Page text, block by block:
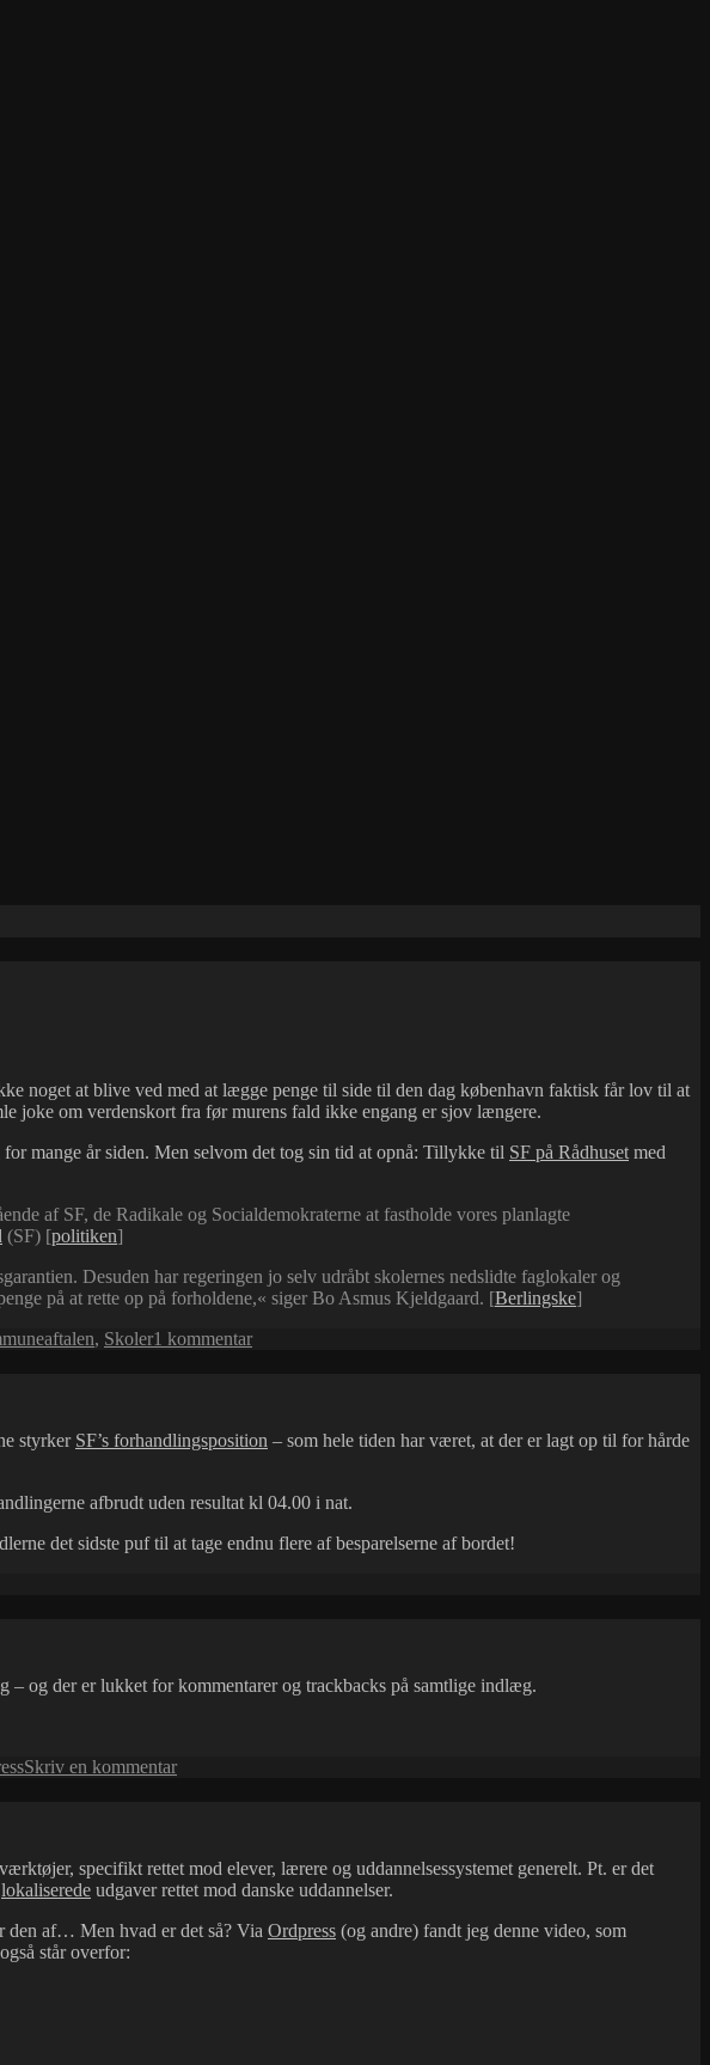
noget at blive ved med at lægge penge til side til den dag københavn faktisk får lov til at
joke om verdenskort fra før murens fald ikke engang er sjov længere.
mange år siden. Men selvom det tog sin tid at opnå: Tillykke til SF på Rådhuset med
af SF, de Radikale og Socialdemokraterne at fastholde vores planlagte
(SF) [politiken]
Desuden har regeringen jo selv udråbt skolernes nedslidte faglokaler og
på at rette op på forholdene,« siger Bo Asmus Kjeldgaard. [Berlingske]
, Skoler1 kommentartil
sine
styrker SF’s forhandlingsposition – som hele tiden har været, at der er lagt op til for hårde
afbrudt uden resultat kl 04.00 i nat.
det sidste puf til at tage endnu flere af besparelserne af bordet!
– og der er lukket for kommentarer og trackbacks på samtlige indlæg.
Skriv en kommentartil
specifikt rettet mod elever, lærere og uddannelsessystemet generelt. Pt. er det
lokaliserede udgaver rettet mod danske uddannelser.
den af… Men hvad er det så? Via Ordpress (og andre) fandt jeg denne video, som
står overfor: